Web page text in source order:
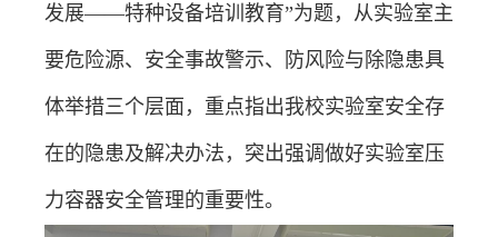
发展——特种设备培训教育”为题，从实验室主
要危险源、安全事故警示、防风险与除隐患具
体举措三个层面，重点指出我校实验室安全存
在的隐患及解决办法，突出强调做好实验室压
力容器安全管理的重要性。